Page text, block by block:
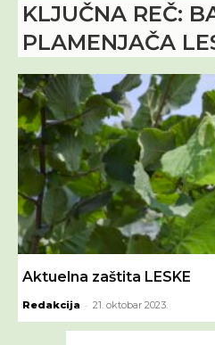
KLJUČNA REČ:
PLAMENJAČA
Aktuelna zaštita LESKE
Redakcija - 21. oktobar 2023.